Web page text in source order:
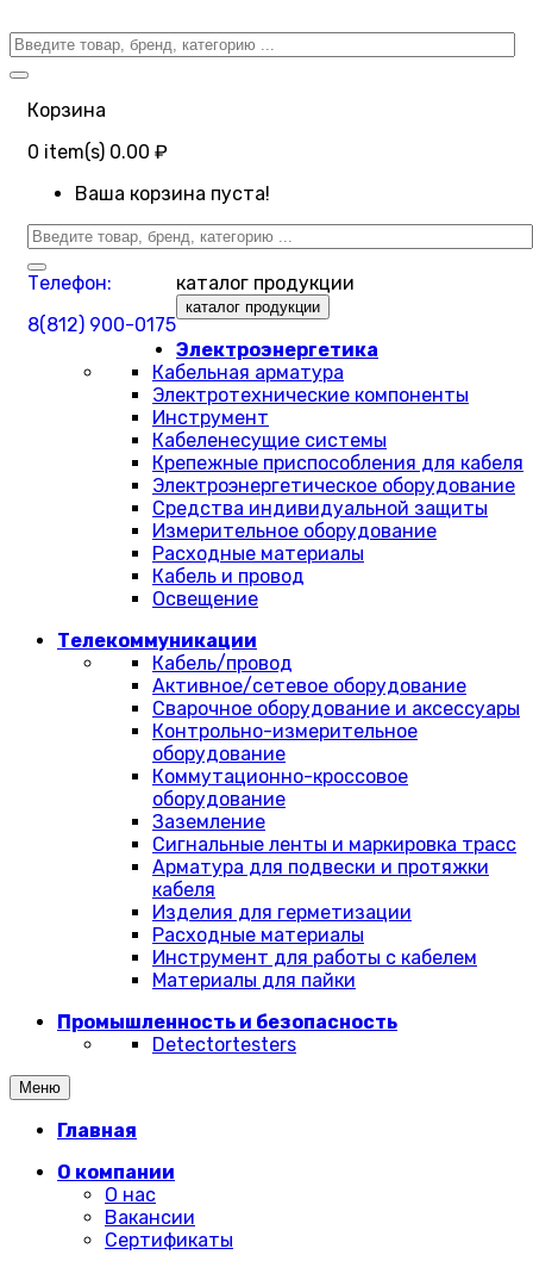
Корзина
0 item(s) 0.00 ₽
Ваша корзина пуста!
Телефон:
8(812) 900-0175
каталог продукции
каталог продукции
Электроэнергетика
Кабельная арматура
Электротехнические компоненты
Инструмент
Кабеленесущие системы
Крепежные приспособления для кабеля
Электроэнергетическое оборудование
Средства индивидуальной защиты
Измерительное оборудование
Расходные материалы
Кабель и провод
Освещение
Телекоммуникации
Кабель/провод
Активное/сетевое оборудование
Сварочное оборудование и аксессуары
Контрольно-измерительное
оборудование
Коммутационно-кроссовое
оборудование
Заземление
Сигнальные ленты и маркировка трасс
Арматура для подвески и протяжки
кабеля
Изделия для герметизации
Расходные материалы
Инструмент для работы с кабелем
Материалы для пайки
Промышленность и безопасность
Detectortesters
Меню
Главная
О компании
О нас
Вакансии
Сертификаты